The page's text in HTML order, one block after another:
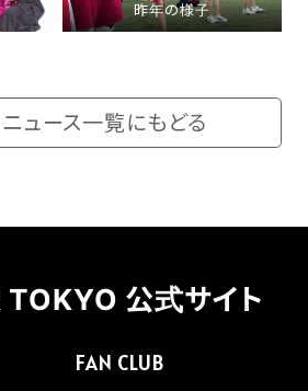
昨年の様子
ニュース一覧にもどる
公式サイト
FAN CLUB